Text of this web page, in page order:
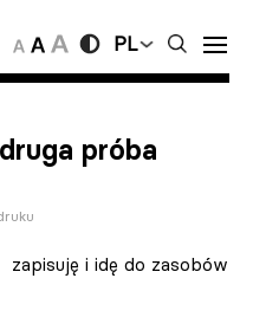
PL
próba
zapisuję i idę do zasobów